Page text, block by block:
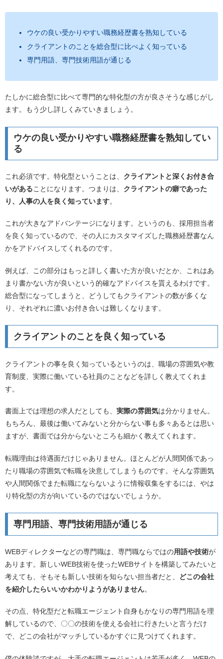
ウケの良い受かりやすい職務経歴書を熟知している
クライアントのことを総合型に比べよく知っている
専門用語、専門技術用語が通じる
たしかに総合型に比べて専門的な特化型の方が良さそうな感じがし
ます。もう少し詳しくみていきましょう。
ウケの良い受かりやすい職務経歴書を熟知してい
る
これ必須です。特化型ということは、 クライアントと深くお付き合
いがあることになります。つまりは、 クライアントの癖であった
り、人事の人を良く知っています。
これが大きなアドバンテージになります。というのも、採用担当者
を良く知っているので、その人にカスタマイズした職務経歴書なん
かをアドバイスしてくれるのです。
例えば、この部分はもっと詳しく書いた方が良いだとか、これはあ
まり書かない方が良いという的確なアドバイスを貰えるわけです。
総合型になってしまうと、どうしてもクライアントの数が多くな
り、それぞれに濃いお付き合いは難しくなります。
クライアントのことを良く知っている
クライアントの事を良く知っているというのは、職場の雰囲気や教
育制度、実際に働いている社員のことなどを詳しく教えてくれま
す。
書面上では理想の求人だとしても、 実際の雰囲気は分かりません。
もちろん、最後は働いてみないと分からない事も多々あるとは思い
ますが、書面では分からないところも細かく教えてくれます。
転職理由は待遇面だけじゃありません。ほとんどが人間関係であっ
たり職場の雰囲気で転職を決意してしまうものです。そんな雰囲気
や人間関係でまた転職にならないように情報収集をするには、やは
り特化型の方が向いているのではないでしょうか。
専門用語、専門技術用語が通じる
WEBディレクターなどの専門職は、専門職ならではの用語や技術が
あります。新しいWEB技術を使ったWEBサイトを構築してみたいと
考えても、そもそも新しい技術を知らない担当者だと、
どこの会社
を紹介したらいいかわかりようがありません。
その点、特化型だと転職エージェント自身もかなりの専門用語を理
解しているので、〇〇の技術を使える会社に行きたいと言うだけ
で、どこの会社がマッチしているかすぐに見つけてくれます。